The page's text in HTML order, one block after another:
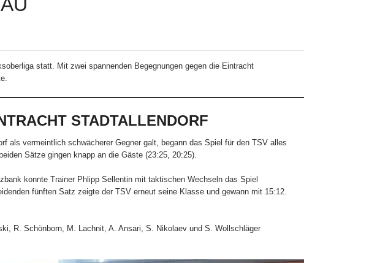
statt. Mit zwei spannenden Begegnungen gegen die Eintracht
STADTALLENDORF
als vermeintlich schwächerer Gegner galt, begann das Spiel für den TSV alles
Sätze gingen knapp an die Gäste (23:25, 20:25).
konnte Trainer Phlipp Sellentin mit taktischen Wechseln das Spiel
fünften Satz zeigte der TSV erneut seine Klasse und gewann mit 15:12.
R. Schönborn, M. Lachnit, A. Ansari, S. Nikolaev und S. Wollschläger